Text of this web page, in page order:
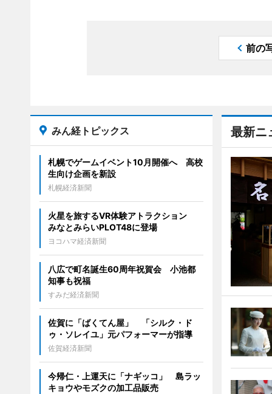
前の
最新ニ
みん経トピックス
札幌でゲームイベント10月開催へ 高校
生向け企画を新設
札幌経済新聞
火星を旅するVR体験アトラクション
みなとみらいPLOT48に登場
ヨコハマ経済新聞
八広で町名誕生60周年祝賀会 小池都
知事も祝福
すみだ経済新聞
佐賀に「ばくてん屋」 「シルク・ド
ゥ・ソレイユ」元パフォーマーが指導
佐賀経済新聞
今帰仁・上運天に「ナギッコ」 島ラッ
キョウやモズクの加工品販売